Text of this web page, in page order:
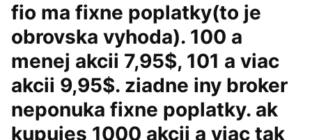
fio ma fixne poplatky(to je
obrovska vyhoda). 100 a
menej akcii 7,95$, 101 a viac
akcii 9,95$. ziadne iny broker
neponuka fixne poplatky. ak
kupujes 1000 akcii a viac tak